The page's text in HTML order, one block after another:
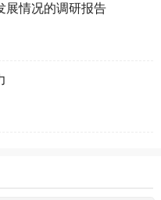
展情况的调研报告